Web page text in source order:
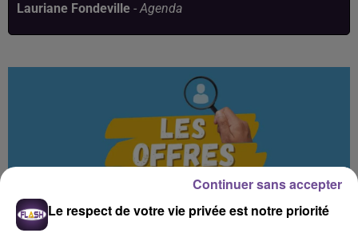
Lauriane Fondeville -Agenda
Le respect de votre vie privée est notre priorité
Continuer sans accepter